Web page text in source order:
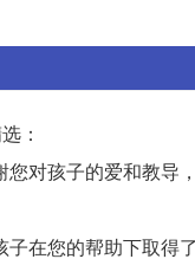
：
对孩子的爱和教导
在您的帮助下取得